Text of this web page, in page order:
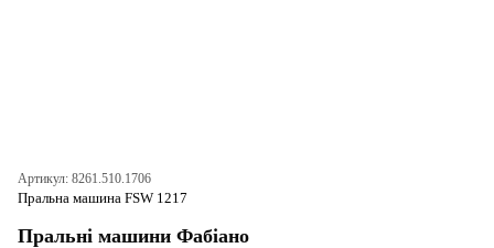
Артикул: 8261.510.1706
Пральна машина FSW 1217
Пральні машини Фабіано